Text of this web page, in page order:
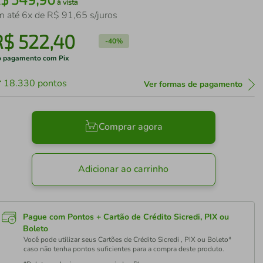
à vista
até 6x de R$ 91,65 s/juros
522,40 -40%
pagamento com Pix
18.330 pontos Ver formas de pagamento
Comprar agora
Adicionar ao carrinho
Pague com Pontos + Cartão de Crédito Sicredi, PIX ou
Boleto
Você pode utilizar seus Cartões de Crédito Sicredi , PIX ou Boleto*
caso não tenha pontos suficientes para a compra deste produto.